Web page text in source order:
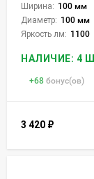
Ширина: 100 мм
Диаметр: 100 мм
Яркость лм: 1100
НАЛИЧИЕ: 4
+68 бонус(ов)
3 420 ₽